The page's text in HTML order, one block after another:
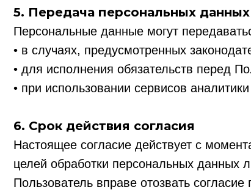
5. Передача персональных
Персональные данные могут
• в случаях, предусмотренных
• для исполнения обязательств перед
• при использовании сервисов аналитики
6. Срок действия согласия
Настоящее согласие действует с
целей обработки персональных данных
Пользователь вправе отозвать